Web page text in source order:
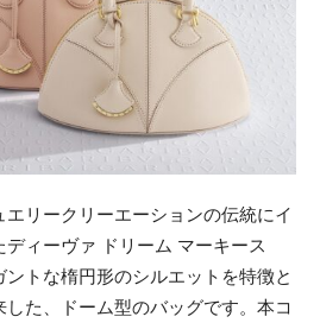
リークリーエーションの伝統にイ
ィーヴァ ドリーム マーキース
トな楕円形のシルエットを特徴と
た、ドーム型のバッグです。本コ